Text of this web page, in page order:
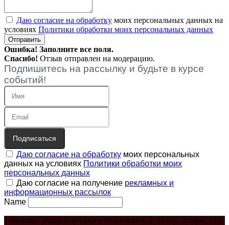
Даю согласие на обработку моих персональных данных на
условиях Политики обработки моих персональных данных
Ошибка! Заполните все поля.
Спасибо! Отзыв отправлен на модерацию.
Подпишитесь на рассылку и будьте в курсе
событий!
Подписаться
Даю согласие на обработку моих персональных
данных на условиях Политики обработки моих
персональных данных
Даю согласие на получение рекламных и
информационных рассылок
Name
г. Москва, улица Народного Ополчения, д. 34 стр. 3, офис 210